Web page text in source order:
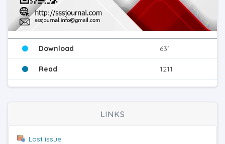
Download 631
Read 1211
LINKS
Last issue